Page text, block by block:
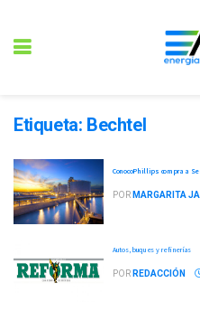
Etiqueta: Bechtel
ConocoPhillips compra a
POR MARGARITA
Autos, buques y refinerías
POR REDACCIÓN